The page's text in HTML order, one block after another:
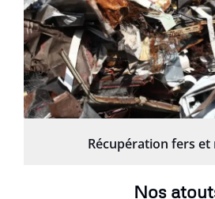
Récupération fers et
Nos